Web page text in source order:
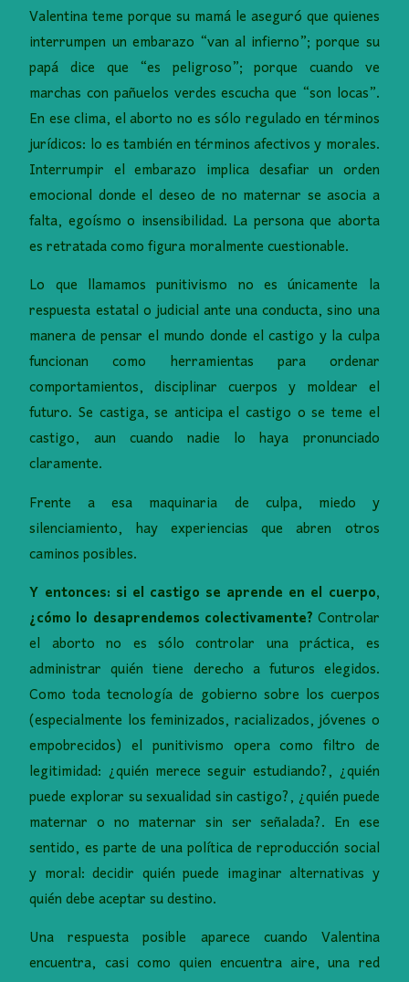
Valentina teme porque su mamá le aseguró que quienes
interrumpen un embarazo “van al infierno”; porque su
papá dice que “es peligroso”; porque cuando ve
marchas con pañuelos verdes escucha que “son locas”.
En ese clima, el aborto no es sólo regulado en términos
jurídicos: lo es también en términos afectivos y morales.
Interrumpir el embarazo implica desafiar un orden
emocional donde el deseo de no maternar se asocia a
falta, egoísmo o insensibilidad. La persona que aborta
es retratada como figura moralmente cuestionable.
Lo que llamamos punitivismo no es únicamente la
respuesta estatal o judicial ante una conducta, sino una
manera de pensar el mundo donde el castigo y la culpa
funcionan como herramientas para ordenar
comportamientos, disciplinar cuerpos y moldear el
futuro. Se castiga, se anticipa el castigo o se teme el
castigo, aun cuando nadie lo haya pronunciado
claramente.
Frente a esa maquinaria de culpa, miedo y
silenciamiento, hay experiencias que abren otros
caminos posibles.
Y entonces: si el castigo se aprende en el cuerpo,
¿cómo lo desaprendemos colectivamente?Controlar
el aborto no es sólo controlar una práctica, es
administrar quién tiene derecho a futuros elegidos.
Como toda tecnología de gobierno sobre los cuerpos
(especialmente los feminizados, racializados, jóvenes o
empobrecidos) el punitivismo opera como filtro de
legitimidad: ¿quién merece seguir estudiando?, ¿quién
puede explorar su sexualidad sin castigo?, ¿quién puede
maternar o no maternar sin ser señalada?. En ese
sentido, es parte de una política de reproducción social
y moral: decidir quién puede imaginar alternativas y
quién debe aceptar su destino.
Una respuesta posible aparece cuando Valentina
encuentra, casi como quien encuentra aire, una red